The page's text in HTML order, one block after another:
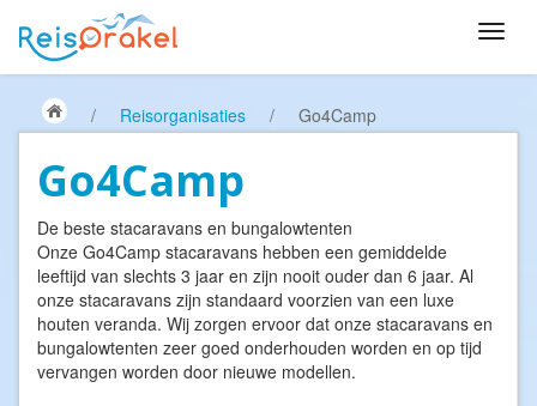
/ Reisorganisaties / Go4Camp
Go4Camp
De beste stacaravans en bungalowtenten
Onze Go4Camp stacaravans hebben een gemiddelde
leeftijd van slechts 3 jaar en zijn nooit ouder dan 6 jaar. Al
onze stacaravans zijn standaard voorzien van een luxe
houten veranda. Wij zorgen ervoor dat onze stacaravans en
bungalowtenten zeer goed onderhouden worden en op tijd
vervangen worden door nieuwe modellen.